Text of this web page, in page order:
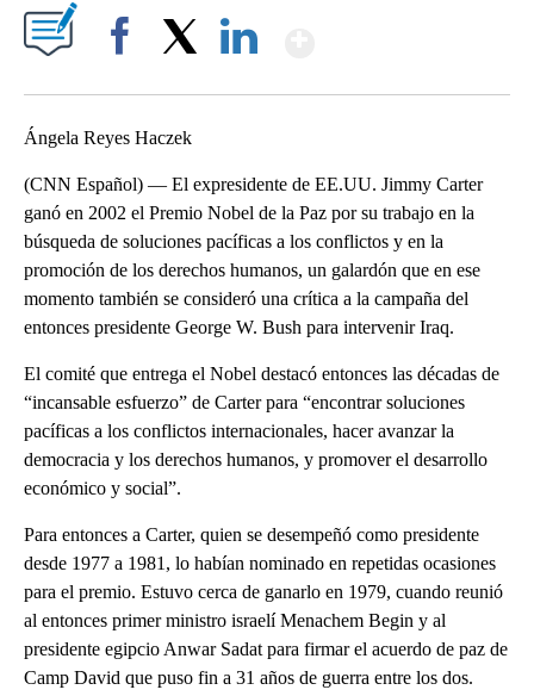
Ángela Reyes Haczek
(CNN Español) — El expresidente de EE.UU. Jimmy Carter
ganó en 2002 el Premio Nobel de la Paz por su trabajo en la
búsqueda de soluciones pacíficas a los conflictos y en la
promoción de los derechos humanos, un galardón que en ese
momento también se consideró una crítica a la campaña del
entonces presidente George W. Bush para intervenir Iraq.
El comité que entrega el Nobel destacó entonces las décadas de
“incansable esfuerzo” de Carter para “encontrar soluciones
pacíficas a los conflictos internacionales, hacer avanzar la
democracia y los derechos humanos, y promover el desarrollo
económico y social”.
Para entonces a Carter, quien se desempeñó como presidente
desde 1977 a 1981, lo habían nominado en repetidas ocasiones
para el premio. Estuvo cerca de ganarlo en 1979, cuando reunió
al entonces primer ministro israelí Menachem Begin y al
presidente egipcio Anwar Sadat para firmar el acuerdo de paz de
Camp David que puso fin a 31 años de guerra entre los dos.